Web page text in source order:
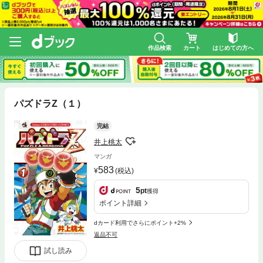
作品検索 カート はじめての方へ
パズドラZ（１）
試し読み
完結
井上桃太
マンガ
583(税込)
5pt獲得
ポイント詳細
dカード利用でさらにポイント+2%
返品不可